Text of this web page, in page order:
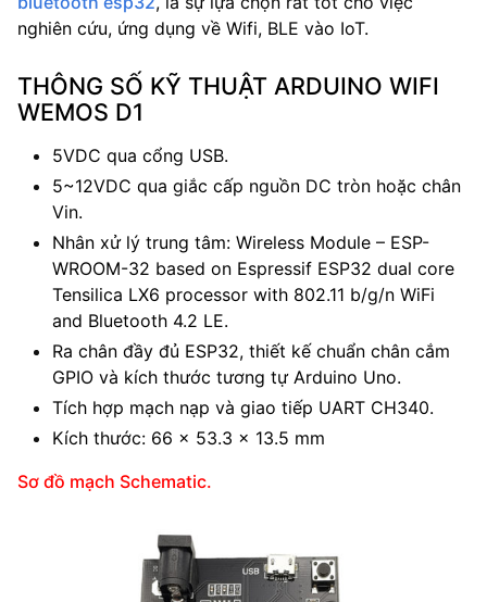
nghiên cứu, ứng dụng về Wifi, BLE vào IoT.
THÔNG SỐ KỸ THUẬT ARDUINO WIFI
WEMOS D1
5VDC qua cổng USB.
5~12VDC qua giắc cấp nguồn DC tròn hoặc chân
Vin.
Nhân xử lý trung tâm: Wireless Module – ESP-
WROOM-32 based on Espressif ESP32 dual core
Tensilica LX6 processor with 802.11 b/g/n WiFi
and Bluetooth 4.2 LE.
Ra chân đầy đủ ESP32, thiết kế chuẩn chân cắm
GPIO và kích thước tương tự Arduino Uno.
Tích hợp mạch nạp và giao tiếp UART CH340.
Kích thước: 66 x 53.3 x 13.5 mm
Sơ đồ mạch Schematic.